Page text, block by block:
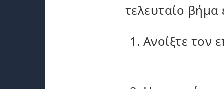
τελευταίο βήμα
Ανοίξτε τον